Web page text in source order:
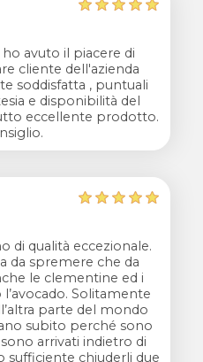
avuto il piacere di
cliente dell'azienda
soddisfatta , puntuali
e disponibilità del
eccellente prodotto.
di qualità eccezionale.
da spremere che da
le clementine ed i
Solitamente
parte del mondo
subito perché sono
arrivati indietro di
sufficiente chiuderli due